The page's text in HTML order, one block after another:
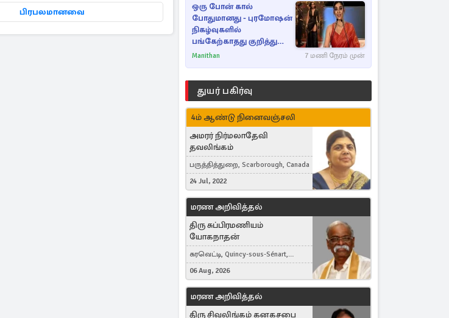
பிரபலமானவை
ஒரு போன் கால்
போதுமானது - புரமோஷன்
நிகழ்வுகளில்
பங்கேற்காதது குறித்து
நயன்தாரா ஓபன் டாக்!
Manithan 7 மணி நேரம் முன்
துயர் பகிர்வு
4ம் ஆண்டு நினைவஞ்சலி
அமரர் நிர்மலாதேவி
தவலிங்கம்
பருத்தித்துறை, Scarborough, Canada
24 Jul, 2022
மரண அறிவித்தல்
திரு சுப்பிரமணியம்
யோகநாதன்
கரவெட்டி, Quincy-sous-Sénart,
France
06 Aug, 2026
மரண அறிவித்தல்
திரு சிவலிங்கம் கனகசபை